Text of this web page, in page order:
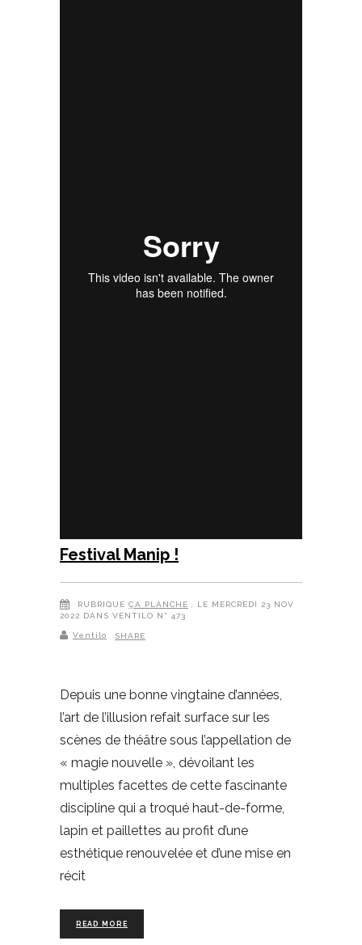
Festival Manip !
RUBRIQUE ÇA PLANCHE
, LE MERCREDI 23 NOV
2022 DANS VENTILO N° 473
Ventilo SHARE
Depuis une bonne vingtaine d’années,
l’art de l’illusion refait surface sur les
scènes de théâtre sous l’appellation de
« magie nouvelle », dévoilant les
multiples facettes de cette fascinante
discipline qui a troqué haut-de-forme,
lapin et paillettes au profit d’une
esthétique renouvelée et d’une mise en
récit
READ MORE